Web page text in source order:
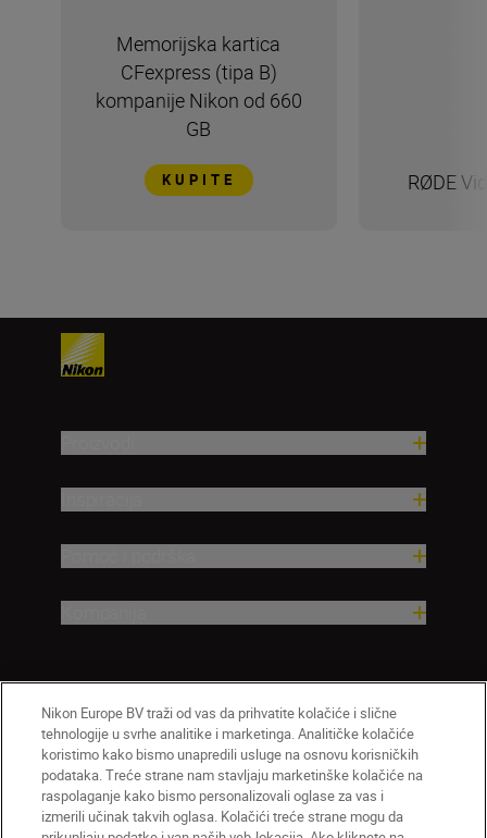
Memorijska kartica
CFexpress (tipa B)
kompanije Nikon od 660
GB
KUPITE RØDE
SR Nikon Sites
Nikon Europe BV traži od vas da prihvatite kolačiće i slične
tehnologije u svrhe analitike i marketinga. Analitičke kolačiće
koristimo kako bismo unapredili usluge na osnovu korisničkih
podataka. Treće strane nam stavljaju marketinške kolačiće na
raspolaganje kako bismo personalizovali oglase za vas i
izmerili učinak takvih oglasa. Kolačići treće strane mogu da